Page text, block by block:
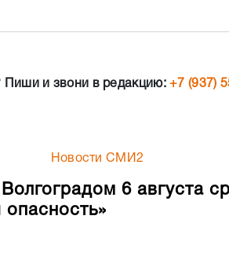
Пиши и звони в редакцию:+7 (937)
Новости СМИ2
6 августа
опасность»